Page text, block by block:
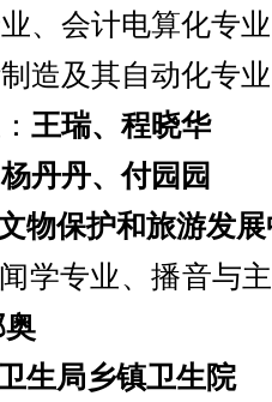
、会计电算化专
造及其自动化专
王瑞、程晓华
杨丹丹、付园园
物保护和旅游发
学专业、播音与
奥
生局乡镇卫生院